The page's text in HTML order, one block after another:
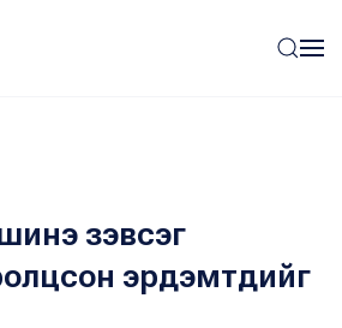
зэвсэг
эрдэмтдийг